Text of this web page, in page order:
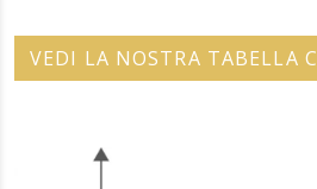
VEDI LA NOSTRA TABELLA